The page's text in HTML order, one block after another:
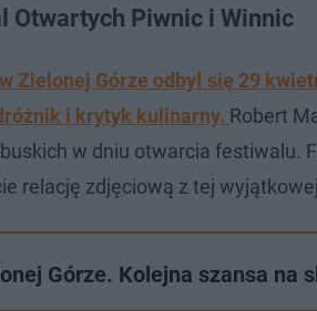
Otwartych Piwnic i Winnic
Zielonej Górze odbył się 29
i krytyk kulinarny. Robert
w dniu otwarcia festiwalu.
relację zdjęciową z tej
Górze. Kolejna szansa na